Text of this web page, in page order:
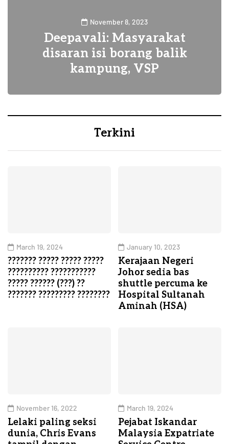
November 8, 2023
Deepavali: Masyarakat
disaran isi borang balik
kampung, VSP
Terkini
March 19, 2024
??????? ????? ????? ?????
?????????? ???????????
????? ?????? (???) ??
??????? ????????? ????????
January 10, 2023
Kerajaan Negeri
Johor sedia bas
shuttle percuma ke
Hospital Sultanah
Aminah (HSA)
November 16, 2022
Lelaki paling seksi
dunia, Chris Evans
March 19, 2024
Pejabat Iskandar
Malaysia Expatriate